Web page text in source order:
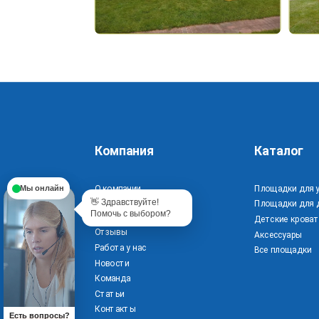
Компания
О компании
Часто задаваемые
вопросы
Отзывы
Работа у нас
Новости
Команда
Статьи
Контакты
Каталог
Площадки для
Площадки для
Детские
Аксессуары
Все площадки
Мы онлайн
👋 Здравствуйте!
Помочь с выбором?
Есть вопросы?